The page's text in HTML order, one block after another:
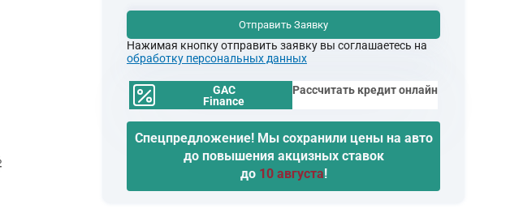
Отправить Заявку
Нажимая кнопку отправить заявку вы соглашаетесь на
обработку персональных данных
GAC
Finance
Рассчитать кредит онлайн
Спецпредложение! Мы сохранили цены на авто
до повышения акцизных ставок
до 10 августа!